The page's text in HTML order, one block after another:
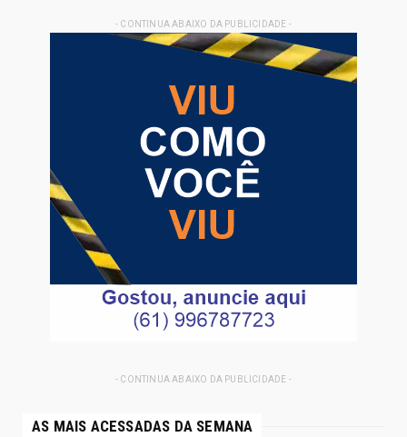
- CONTINUA ABAIXO DA PUBLICIDADE -
- CONTINUA ABAIXO DA PUBLICIDADE -
AS MAIS ACESSADAS DA SEMANA